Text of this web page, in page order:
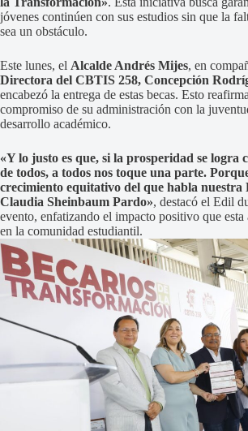
jóvenes continúen con sus estudios sin que la
sea un obstáculo.
Este lunes, el Alcalde Andrés Mijes, en
Directora del CBTIS 258, Concepción
encabezó la entrega de estas becas. Esto
compromiso de su administración con la
desarrollo académico.
«Y lo justo es que, si la prosperidad se logra
de todos, a todos nos toque una parte.
crecimiento equitativo del que habla nuestra
Claudia Sheinbaum Pardo», destacó el Edil
evento, enfatizando el impacto positivo que esta
en la comunidad estudiantil.